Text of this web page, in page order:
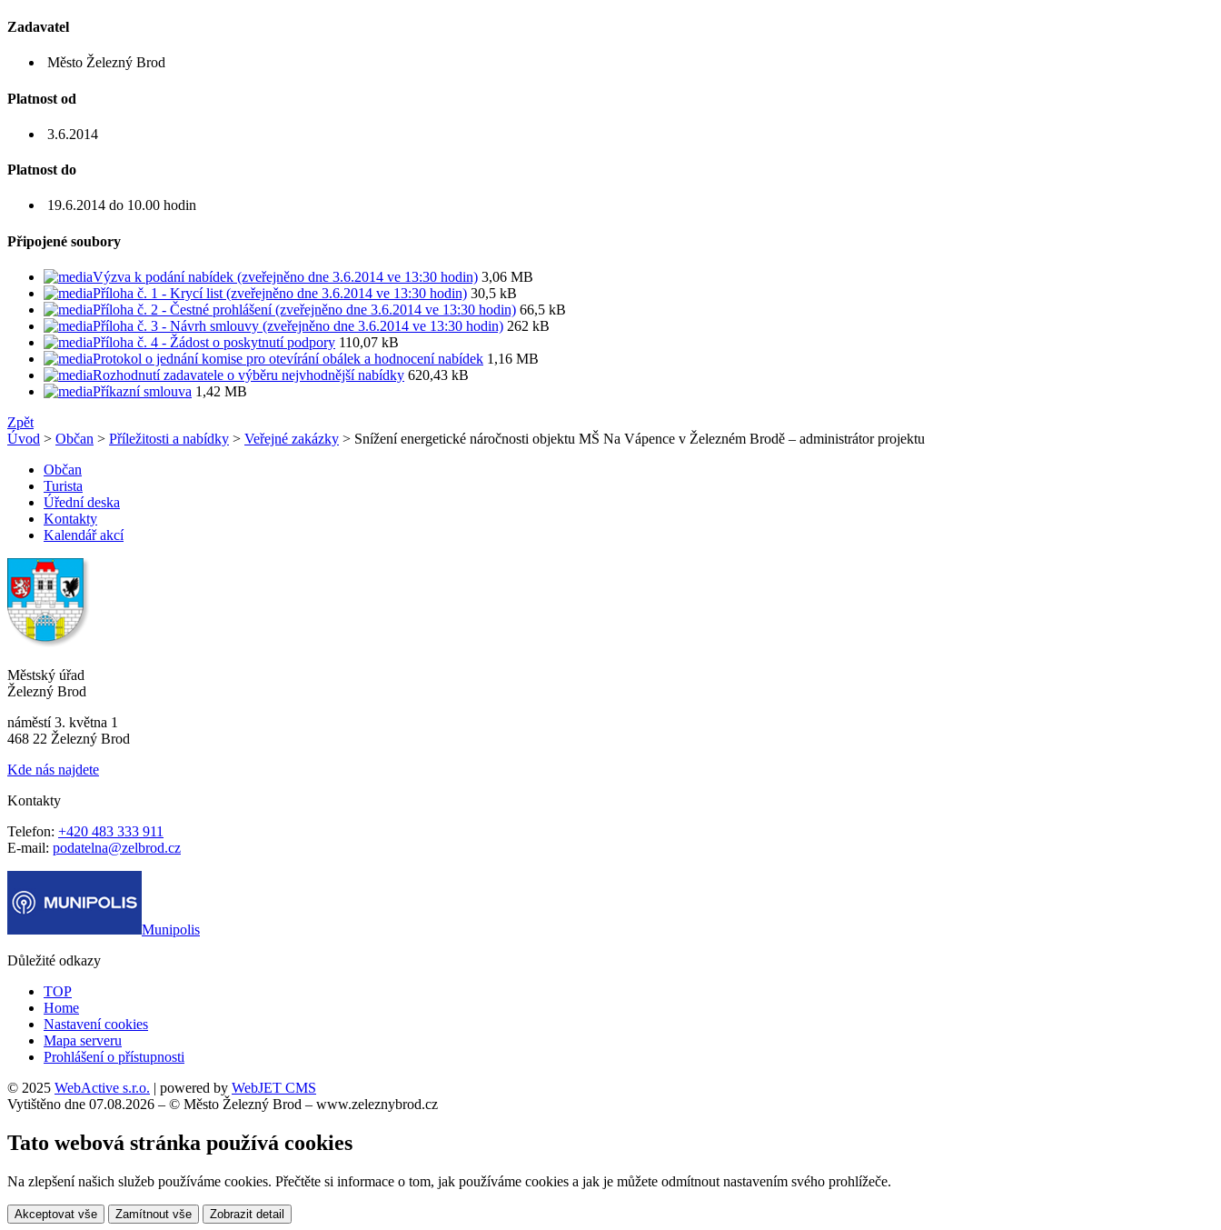
Zadavatel
Město Železný Brod
Platnost od
3.6.2014
Platnost do
19.6.2014 do 10.00 hodin
Připojené soubory
Výzva k podání nabídek (zveřejněno dne 3.6.2014 ve 13:30 hodin) 3,06 MB
Příloha č. 1 - Krycí list (zveřejněno dne 3.6.2014 ve 13:30 hodin) 30,5 kB
Příloha č. 2 - Čestné prohlášení (zveřejněno dne 3.6.2014 ve 13:30 hodin) 66,5 kB
Příloha č. 3 - Návrh smlouvy (zveřejněno dne 3.6.2014 ve 13:30 hodin) 262 kB
Příloha č. 4 - Žádost o poskytnutí podpory 110,07 kB
Protokol o jednání komise pro otevírání obálek a hodnocení nabídek 1,16 MB
Rozhodnutí zadavatele o výběru nejvhodnější nabídky 620,43 kB
Příkazní smlouva 1,42 MB
Zpět
Úvod > Občan > Příležitosti a nabídky > Veřejné zakázky > Snížení energetické náročnosti objektu MŠ Na Vápence v Železném Brodě – administrátor projektu
Občan
Turista
Úřední deska
Kontakty
Kalendář akcí
Městský úřad
Železný Brod
náměstí 3. května 1
468 22 Železný Brod
Kde nás najdete
Kontakty
Telefon: +420 483 333 911
E-mail: podatelna@zelbrod.cz
Munipolis
Důležité odkazy
TOP
Home
Nastavení cookies
Mapa serveru
Prohlášení o přístupnosti
© 2025 WebActive s.r.o. | powered by WebJET CMS
Vytištěno dne 07.08.2026 – © Město Železný Brod – www.zeleznybrod.cz
Tato webová stránka používá cookies
Na zlepšení našich služeb používáme cookies. Přečtěte si informace o tom, jak používáme cookies a jak je můžete odmítnout nastavením svého prohlížeče.
Akceptovat vše Zamítnout vše Zobrazit detail